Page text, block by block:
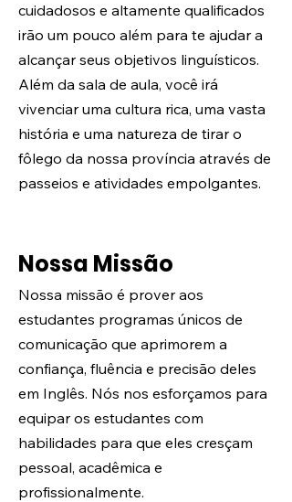
cuidadosos e altamente qualificados
irão um pouco além para te ajudar a
alcançar seus objetivos linguísticos.
Além da sala de aula, você irá
vivenciar uma cultura rica, uma vasta
história e uma natureza de tirar o
fôlego da nossa província através de
passeios e atividades empolgantes.
Nossa Missão
Nossa missão é prover aos
estudantes programas únicos de
comunicação que aprimorem a
confiança, fluência e precisão deles
em Inglês. Nós nos esforçamos para
equipar os estudantes com
habilidades para que eles cresçam
pessoal, acadêmica e
profissionalmente. ​